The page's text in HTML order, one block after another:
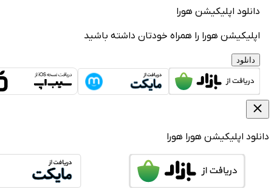
دانلود اپلیکیشن هورا
اپلیکیشن هورا را همراه خودتان داشته باشید
دانلود
دانلود اپلیکیشن هورا هورا